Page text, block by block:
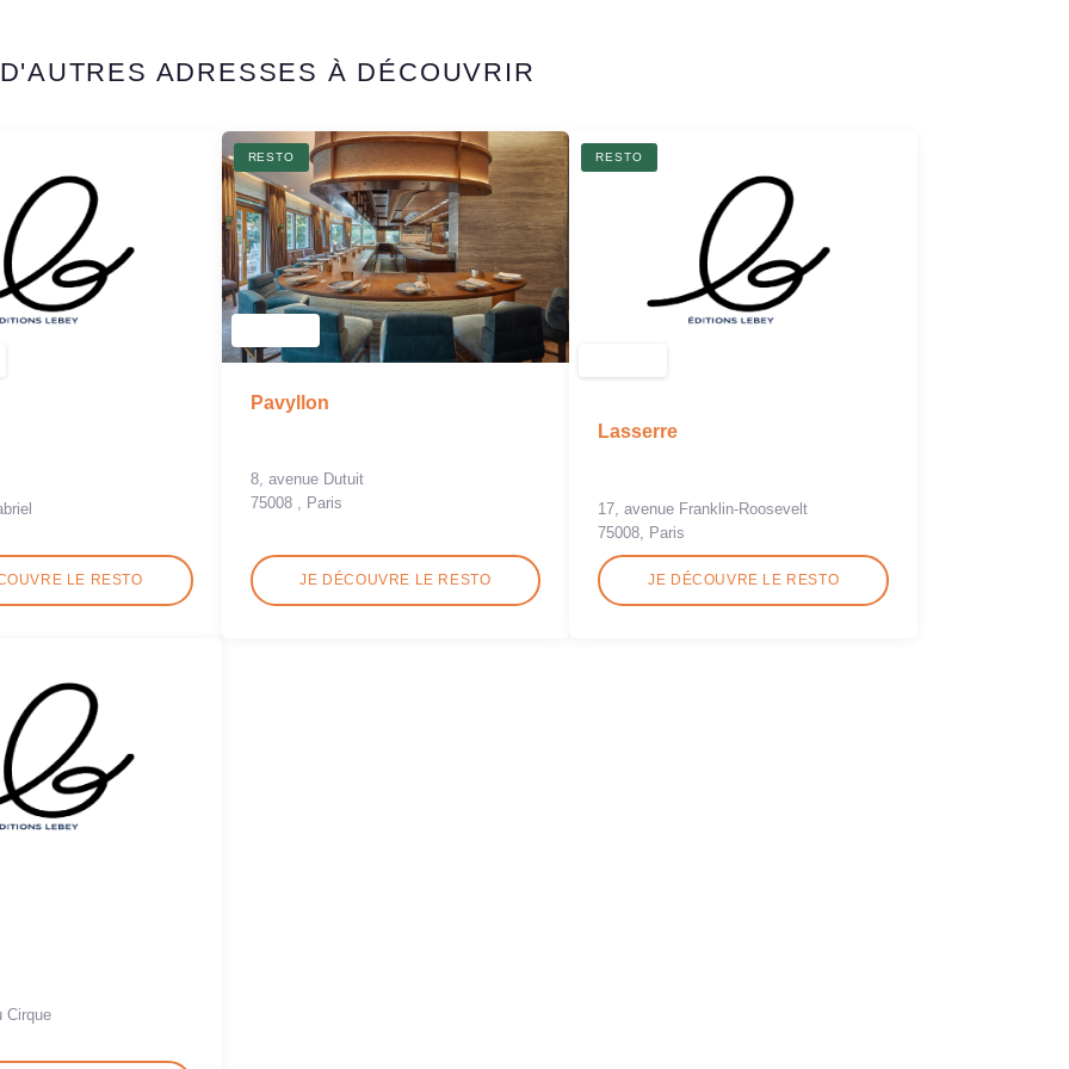
D'AUTRES ADRESSES À DÉCOUVRIR
LE RESTO
RESTO
Pavyllon
8, avenue Dutuit
75008 , Paris
JE DÉCOUVRE LE RESTO
RESTO
Lasserre
17, avenue Franklin-Roosevelt
75008, Paris
JE DÉCOUVRE LE RESTO
Cirque